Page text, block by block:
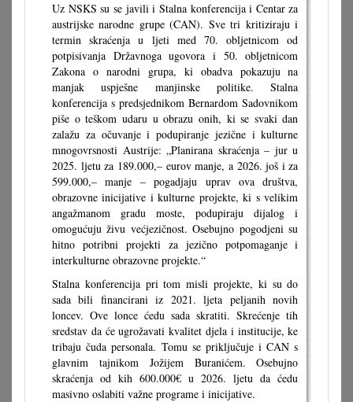
Uz NSKS su se javili i Stalna konferencija i Centar za
austrijske narodne grupe (CAN). Sve tri kritiziraju i
termin skraćenja u ljeti med 70. obljetnicom od
potpisivanja Državnoga ugovora i 50. obljetnicom
Zakona o narodni grupa, ki obadva pokazuju na
manjak uspješne manjinske politike. Stalna
konferencija s predsjednikom Bernardom Sadovnikom
piše o teškom udaru u obrazu onih, ki se svaki dan
zalažu za očuvanje i podupiranje jezične i kulturne
mnogovrsnosti Austrije: „Planirana skraćenja – jur u
2025. ljetu za 189.000,– eurov manje, a 2026. još i za
599.000,– manje – pogadjaju uprav ova društva,
obrazovne inicijative i kulturne projekte, ki s velikim
angažmanom gradu moste, podupiraju dijalog i
omogućuju živu većjezičnost. Osebujno pogodjeni su
hitno potribni projekti za jezično potpomaganje i
interkulturne obrazovne projekte.“
Stalna konferencija pri tom misli projekte, ki su do
sada bili financirani iz 2021. ljeta peljanih novih
loncev. Ove lonce ćedu sada skratiti. Skrećenje tih
sredstav da će ugrožavati kvalitet djela i institucije, ke
tribaju čuda personala. Tomu se priključuje i CAN s
glavnim tajnikom Jožijem Buranićem. Osebujno
skraćenja od kih 600.000€ u 2026. ljetu da ćedu
masivno oslabiti važne programe i inicijative.